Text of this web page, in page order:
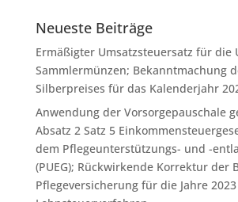
Neueste Beiträge
Ermäßigter Umsatzsteuersatz für die
Sammlermünzen; Bekanntmachung
Silberpreises für das Kalenderjahr
Anwendung der Vorsorgepauschale
Absatz 2 Satz 5
dem Pflegeunterstützungs- und -
(PUEG); Rückwirkende Korrektur der
Pflegeversicherung für die Jahre